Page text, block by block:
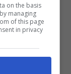
verso i
,
on the basis
managing
of this page
in privacy